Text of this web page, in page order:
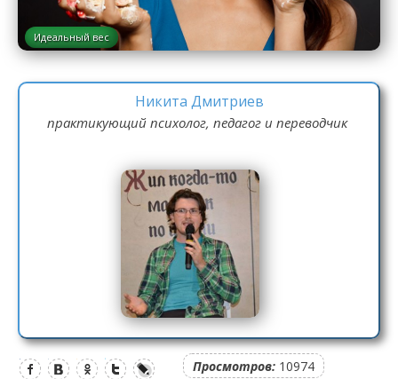
Идеальный вес
Никита Дмитриев
практикующий психолог, педагог и переводчик
Просмотров: 10974